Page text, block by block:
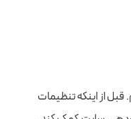
قبل از اینکه تنظیمات